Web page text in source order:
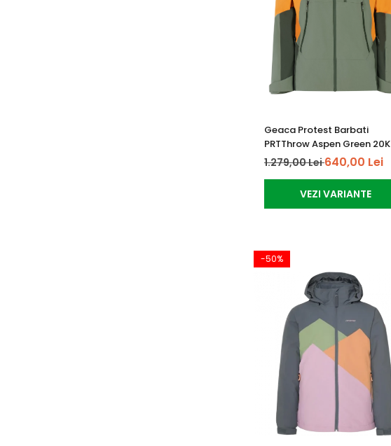
Geaca Protest Barbati
PRTThrow Aspen Green 20K
1.279,00 Lei640,00 Lei
VEZI VARIANTE
-50%